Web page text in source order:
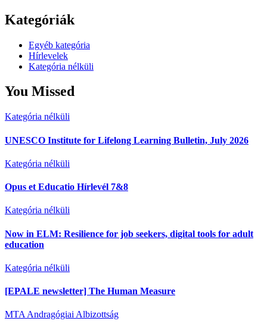
Kategóriák
Egyéb kategória
Hírlevelek
Kategória nélküli
You Missed
Kategória nélküli
UNESCO Institute for Lifelong Learning Bulletin, July 2026
Kategória nélküli
Opus et Educatio Hírlevél 7&8
Kategória nélküli
Now in ELM: Resilience for job seekers, digital tools for adult
education
Kategória nélküli
[EPALE newsletter] The Human Measure
MTA Andragógiai Albizottság